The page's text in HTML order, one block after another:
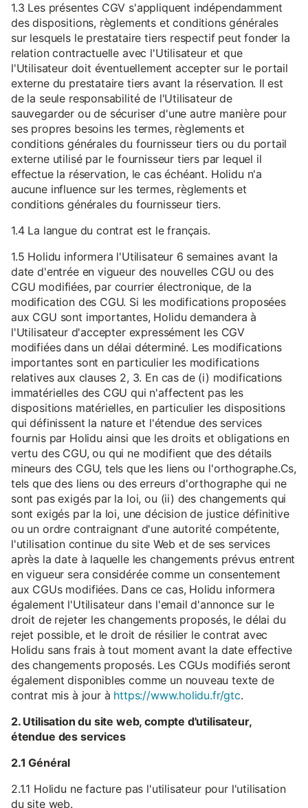
1.3 Les présentes CGV s'appliquent indépendamment
des dispositions, règlements et conditions générales
sur lesquels le prestataire tiers respectif peut fonder la
relation contractuelle avec l'Utilisateur et que
l'Utilisateur doit éventuellement accepter sur le portail
externe du prestataire tiers avant la réservation. Il est
de la seule responsabilité de l'Utilisateur de
sauvegarder ou de sécuriser d'une autre manière pour
ses propres besoins les termes, règlements et
conditions générales du fournisseur tiers ou du portail
externe utilisé par le fournisseur tiers par lequel il
effectue la réservation, le cas échéant. Holidu n'a
aucune influence sur les termes, règlements et
conditions générales du fournisseur tiers.
1.4 La langue du contrat est le français.
1.5 Holidu informera l'Utilisateur 6 semaines avant la
date d'entrée en vigueur des nouvelles CGU ou des
CGU modifiées, par courrier électronique, de la
modification des CGU. Si les modifications proposées
aux CGU sont importantes, Holidu demandera à
l'Utilisateur d'accepter expressément les CGV
modifiées dans un délai déterminé. Les modifications
importantes sont en particulier les modifications
relatives aux clauses 2, 3. En cas de (i) modifications
immatérielles des CGU qui n'affectent pas les
dispositions matérielles, en particulier les dispositions
qui définissent la nature et l'étendue des services
fournis par Holidu ainsi que les droits et obligations en
vertu des CGU, ou qui ne modifient que des détails
mineurs des CGU, tels que les liens ou l'orthographe.Cs,
tels que des liens ou des erreurs d'orthographe qui ne
sont pas exigés par la loi, ou (ii) des changements qui
sont exigés par la loi, une décision de justice définitive
ou un ordre contraignant d'une autorité compétente,
l'utilisation continue du site Web et de ses services
après la date à laquelle les changements prévus entrent
en vigueur sera considérée comme un consentement
aux CGUs modifiées. Dans ce cas, Holidu informera
également l'Utilisateur dans l'email d'annonce sur le
droit de rejeter les changements proposés, le délai du
rejet possible, et le droit de résilier le contrat avec
Holidu sans frais à tout moment avant la date effective
des changements proposés. Les CGUs modifiés seront
également disponibles comme un nouveau texte de
contrat mis à jour à https://www.holidu.fr/gtc.
2. Utilisation du site web, compte d'utilisateur,
étendue des services
2.1 Général
2.1.1 Holidu ne facture pas l'utilisateur pour l'utilisation
du site web.